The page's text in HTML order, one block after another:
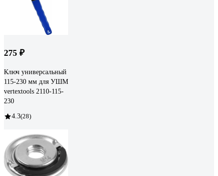
275 ₽
Ключ универсальный
115-230 мм для УШМ
vertextools 2110-115-
230
4.3(28)